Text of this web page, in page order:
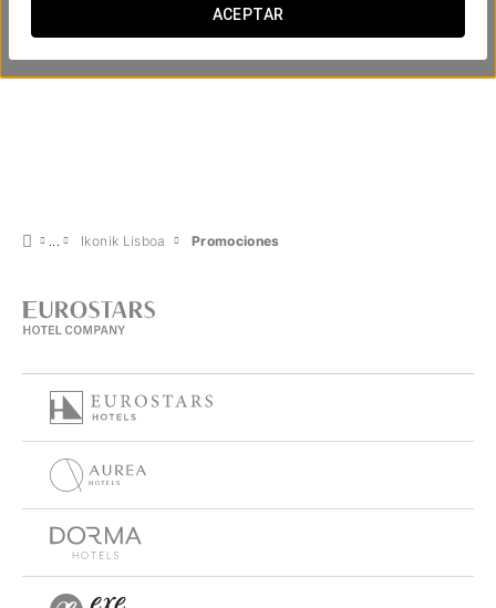
ACEPTAR
Ikonik Lisboa Promociones